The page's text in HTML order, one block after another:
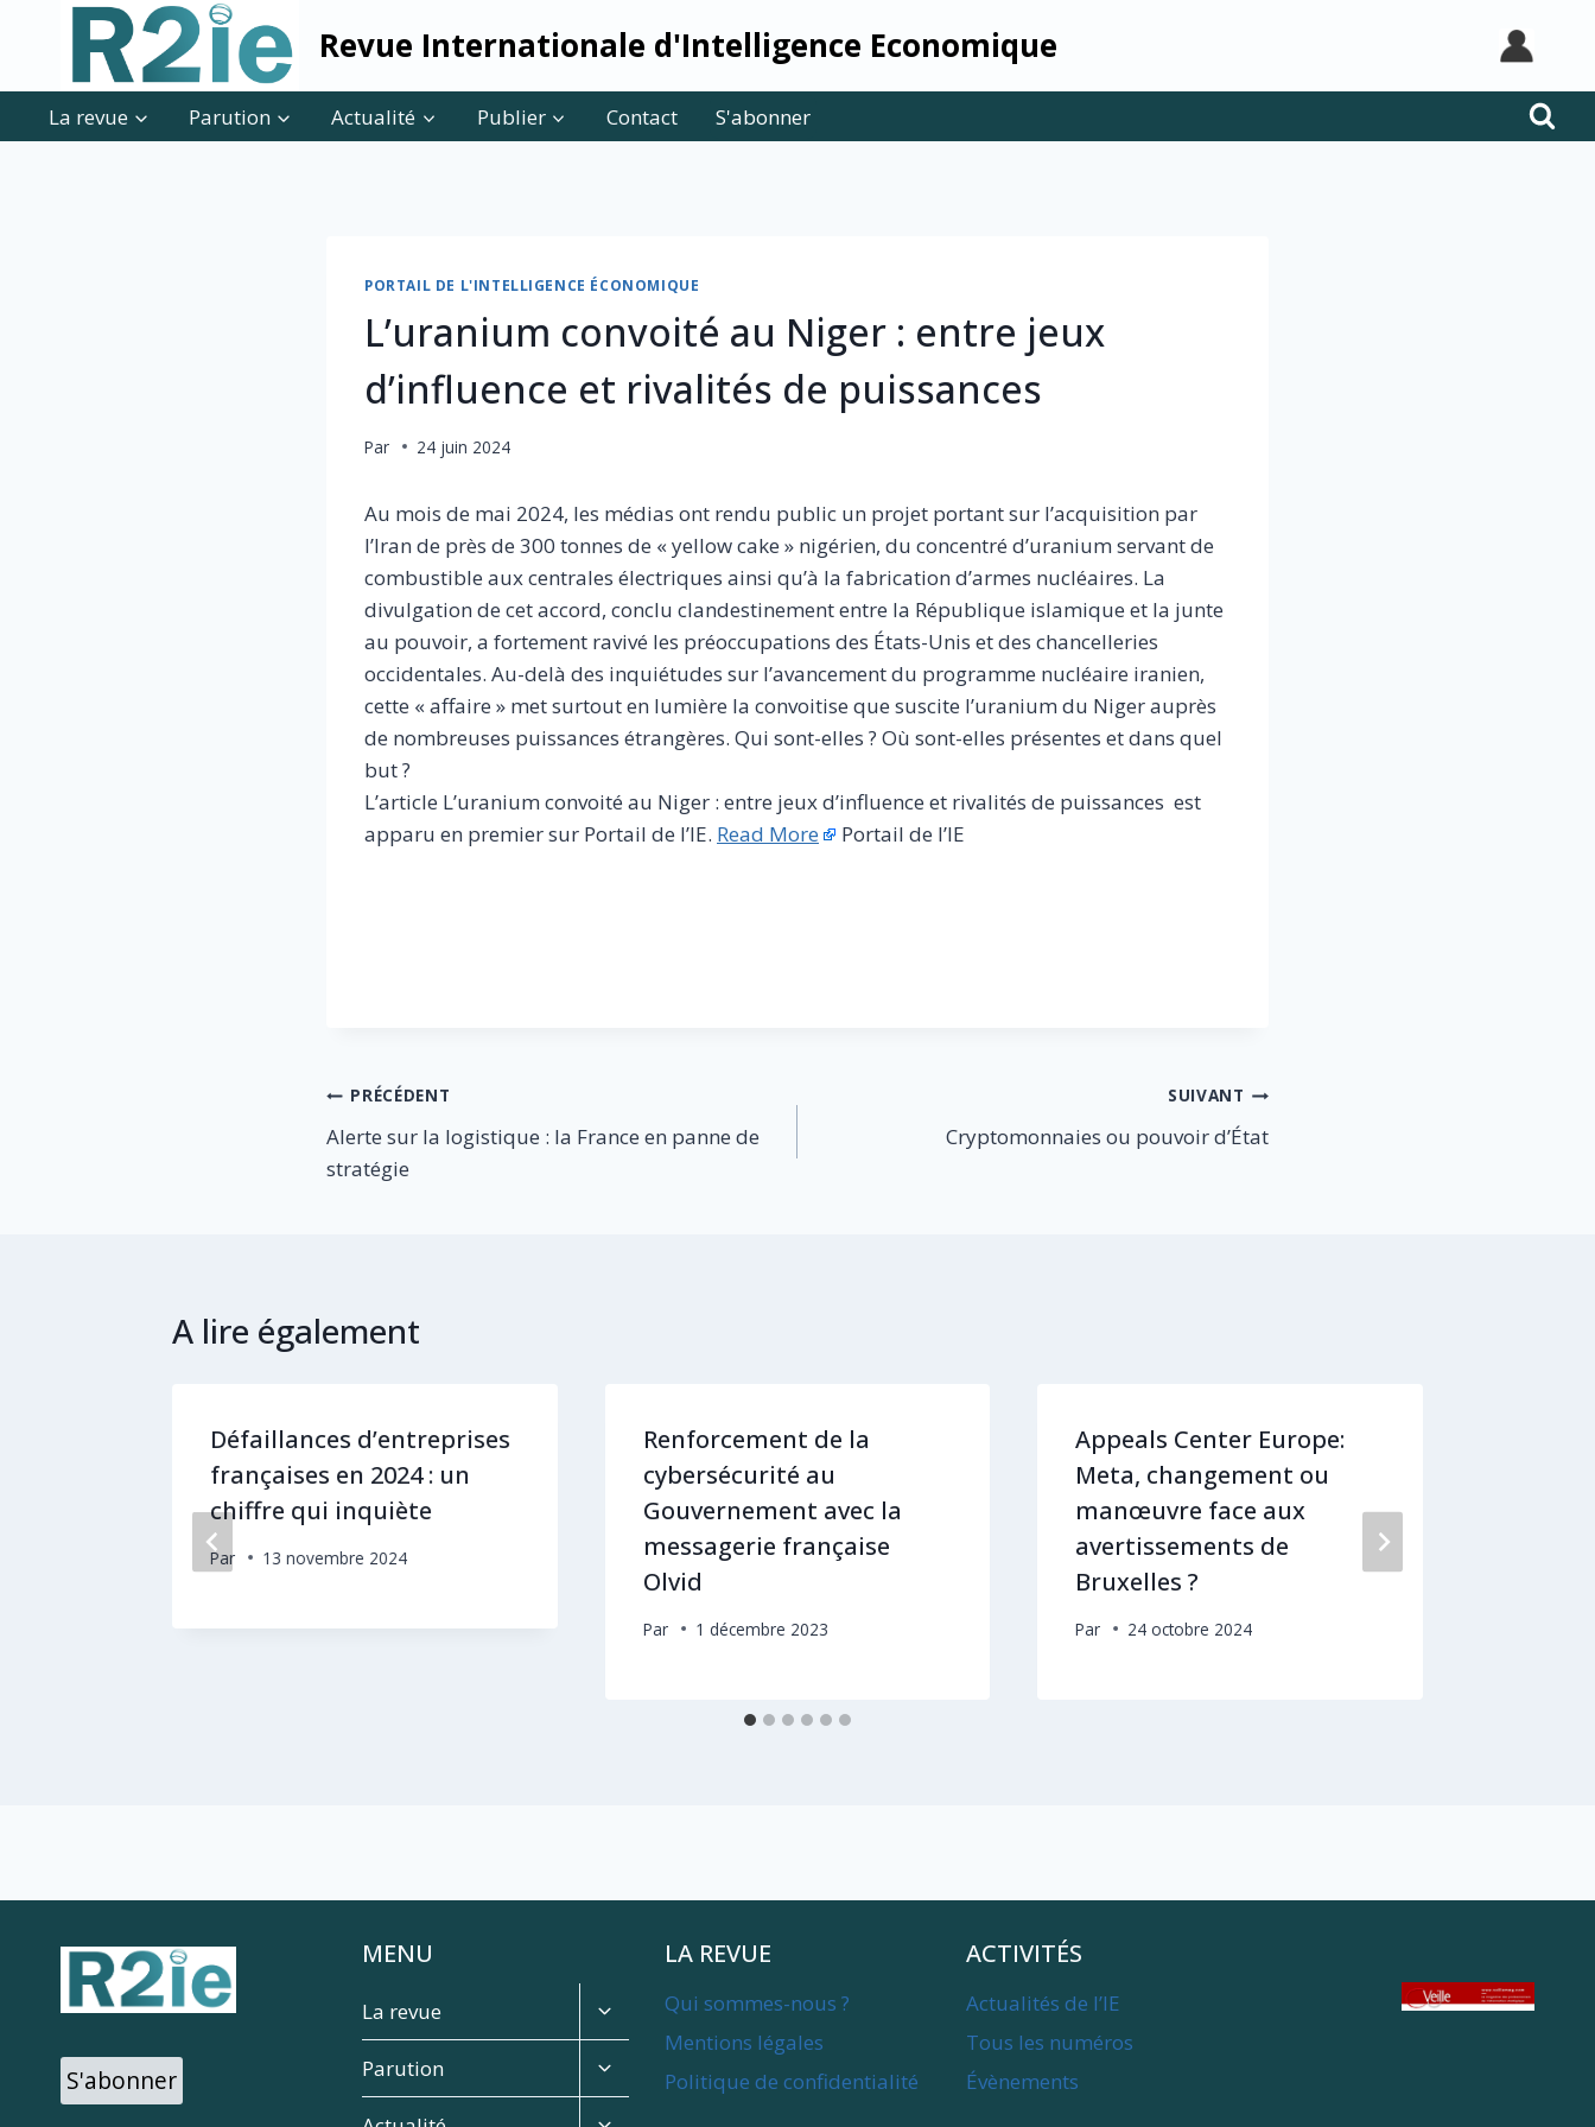
Revue Internationale d'Intelligence Economique
La revue Parution Actualité Publier Contact S'abonner
PORTAIL DE L'INTELLIGENCE ÉCONOMIQUE
L’uranium convoité au Niger : entre jeux
d’influence et rivalités de puissances
Par 24 juin 2024
Au mois de mai 2024, les médias ont rendu public un projet portant sur l’acquisition par
l’Iran de près de 300 tonnes de « yellow cake » nigérien, du concentré d’uranium servant de
combustible aux centrales électriques ainsi qu’à la fabrication d’armes nucléaires. La
divulgation de cet accord, conclu clandestinement entre la République islamique et la junte
au pouvoir, a fortement ravivé les préoccupations des États-Unis et des chancelleries
occidentales. Au-delà des inquiétudes sur l’avancement du programme nucléaire iranien,
cette « affaire » met surtout en lumière la convoitise que suscite l’uranium du Niger auprès
de nombreuses puissances étrangères. Qui sont-elles ? Où sont-elles présentes et dans quel
but ?
L’article L’uranium convoité au Niger : entre jeux d’influence et rivalités de puissances est
apparu en premier sur Portail de l’IE. Read More Portail de l’IE
Navigation
de
PRÉCÉDENT
Alerte sur la logistique : la France en panne de
stratégie
SUIVANT
Cryptomonnaies ou pouvoir d’État
A lire également
Défaillances d’entreprises
françaises en 2024 : un
chiffre qui inquiète
Par 13 novembre 2024
Renforcement de la
cybersécurité au
Gouvernement avec la
messagerie française
Olvid
Par 1 décembre 2023
Appeals Center Europe:
Meta, changement ou
manœuvre face aux
avertissements de
Bruxelles ?
Par 24 octobre 2024
S'abonner
MENU
La revue
Expand
child
menu
Parution
Expand
child
menu
Expand
LA REVUE
Qui sommes-nous ?
Mentions légales
Politique de confidentialité
ACTIVITÉS
Actualités de l’IE
Tous les numéros
Évènements